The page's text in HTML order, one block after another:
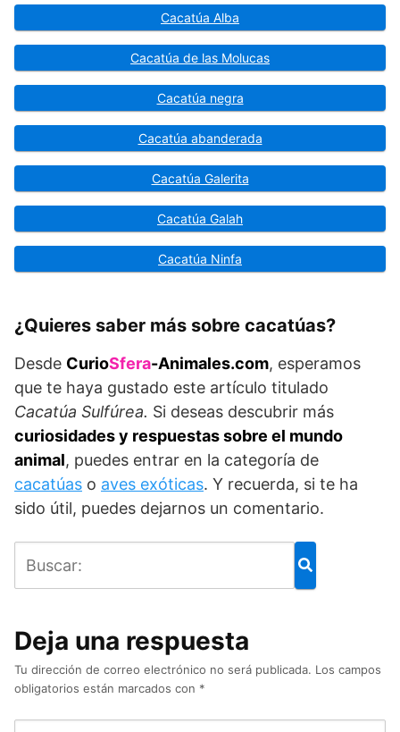
Cacatúa Alba
Cacatúa de las Molucas
Cacatúa negra
Cacatúa abanderada
Cacatúa Galerita
Cacatúa Galah
Cacatúa Ninfa
¿Quieres saber más sobre cacatúas?
Desde CurioSfera-Animales.com, esperamos
que te haya gustado este artículo titulado
Cacatúa Sulfúrea. Si deseas descubrir más
curiosidades y respuestas sobre el mundo
animal, puedes entrar en la categoría de
cacatúas o aves exóticas. Y recuerda, si te ha
sido útil, puedes dejarnos un comentario.
Deja una respuesta
Tu dirección de correo electrónico no será publicada. Los campos
obligatorios están marcados con *